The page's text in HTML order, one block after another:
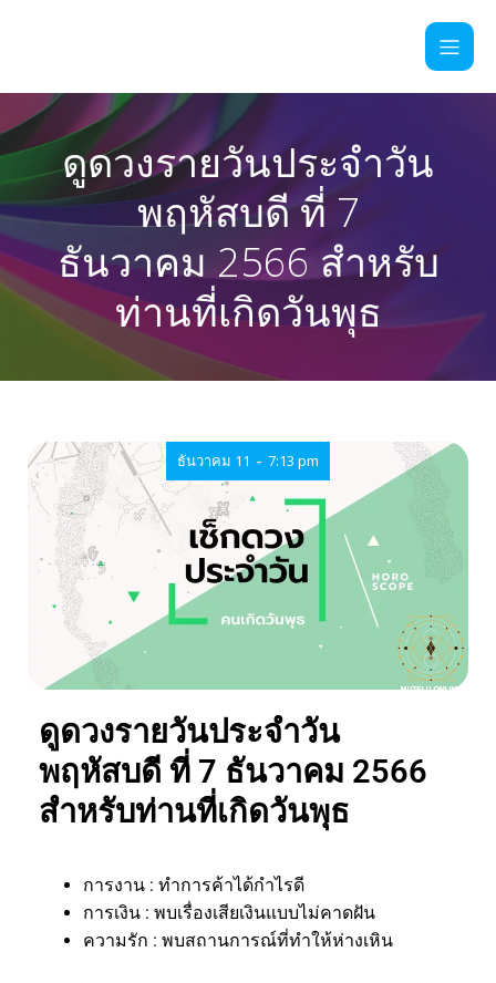
ดูดวงรายวันประจำวัน
พฤหัสบดี ที่ 7
ธันวาคม 2566 สำหรับ
ท่านที่เกิดวันพุธ
ธันวาคม 11 - 7:13 pm
ดูดวงรายวันประจำวัน
พฤหัสบดี ที่ 7 ธันวาคม 2566
สำหรับท่านที่เกิดวันพุธ
การงาน : ทำการค้าได้กำไรดี
การเงิน : พบเรื่องเสียเงินแบบไม่คาดฝัน
ความรัก : พบสถานการณ์ที่ทำให้ห่างเหิน